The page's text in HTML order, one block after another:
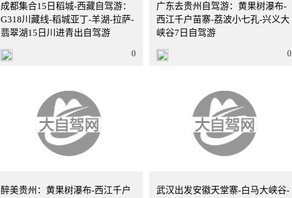
成都集合15日稻城-西藏自驾游：
G318川藏线-稻城亚丁-羊湖-拉萨-
翡翠湖15日川进青出自驾游
0
广东去贵州自驾游：黄果树瀑布-
西江千户苗寨-荔波小七孔-兴义大
峡谷7日自驾游
0
醉美贵州：黄果树瀑布-西江千户
武汉出发安徽天堂寨-白马大峡谷-